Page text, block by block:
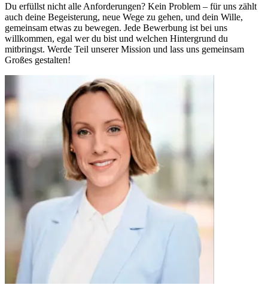
Du erfüllst nicht alle Anforderungen? Kein Problem – für uns zählt
auch deine Begeisterung, neue Wege zu gehen, und dein Wille,
gemeinsam etwas zu bewegen. Jede Bewerbung ist bei uns
willkommen, egal wer du bist und welchen Hintergrund du
mitbringst. Werde Teil unserer Mission und lass uns gemeinsam
Großes gestalten!